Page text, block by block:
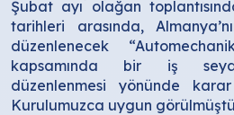
Şubat ayı olağan
tarihleri arasında,
düzenlenecek
kapsamında bir iş
düzenlenmesi yönünde
Kurulumuzca uygun